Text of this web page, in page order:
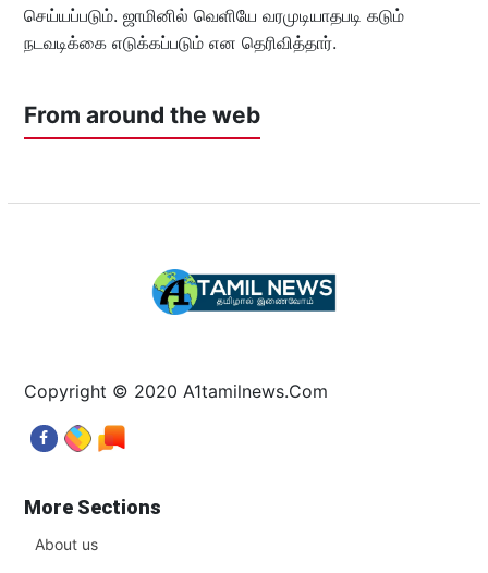
செய்யப்படும். ஜாமினில் வெளியே வரமுடியாதபடி கடும்
நடவடிக்கை எடுக்கப்படும் என தெரிவித்தார்.
From around the web
Copyright © 2020 A1tamilnews.Com
More Sections
About us